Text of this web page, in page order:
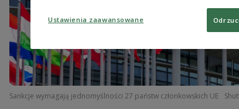
Sankcje wymagają jednomyślności 27 państw członkowskich UE
Ustawienia zaawansowane